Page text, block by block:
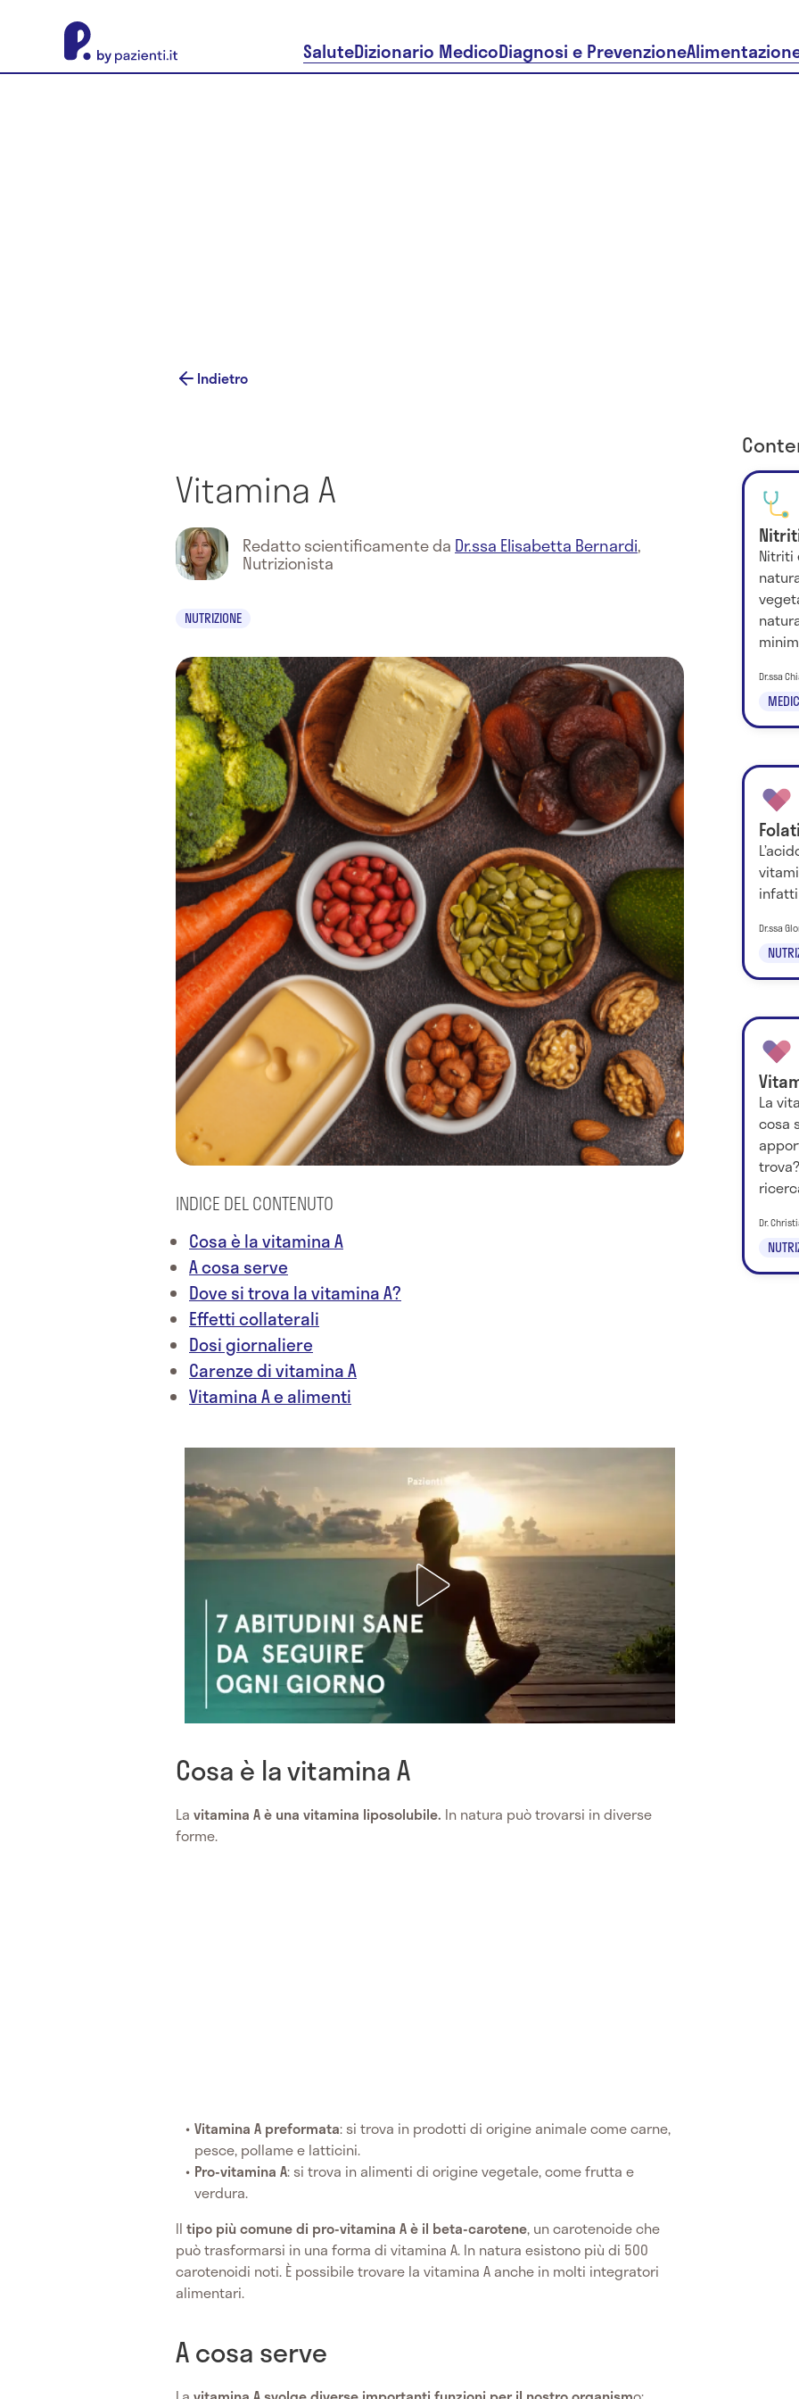
SaluteDizionario MedicoDiagnosi e Prevenzione
Indietro
Vitamina A
Redatto scientificamente da Dr.ssa Elisabetta Bernardi,
Nutrizionista
NUTRIZIONE
INDICE DEL CONTENUTO
Cosa è la vitamina A
A cosa serve
Dove si trova la vitamina A?
Effetti collaterali
Dosi giornaliere
Carenze di vitamina A
Vitamina A e alimenti
Cosa è la vitamina A
La vitamina Aè una vitamina liposolubile. In natura può trovarsi in diverse
forme.
Vitamina A preformata: si trova in prodotti di origine animale come carne,
pesce, pollame e latticini.
Pro-vitamina A: si trova in alimenti di origine vegetale, come frutta e
verdura.
Il tipo più comune di pro-vitamina A è il beta-carotene, un carotenoide che
può trasformarsi in una forma di vitamina A. In natura esistono più di 500
carotenoidi noti. È possibile trovare la vitamina A anche in molti integratori
alimentari.
A cosa serve
Nitriti
Dr.ssa
Folati
Dr.ssa
La
cosa
Dr.